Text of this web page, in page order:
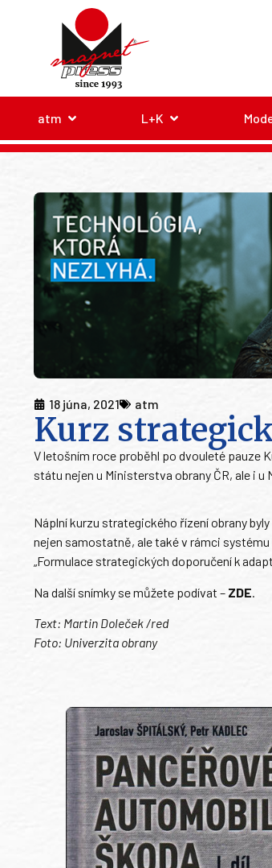
atm L+K
18 júna, 2021 atm
Kurz
V letošním roce proběhl po dvouleté pauze
státu nejen u Ministerstva obrany ČR, ale i
Náplní kurzu strategického řízení obrany
nejen samostatně, ale také v rámci
„Formulace strategických doporučení k
Na další snímky se můžete podívat – ZDE
Text: Martin Doleček /red
Foto: Univerzita obrany